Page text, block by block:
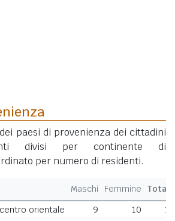
paesi di provenienza dei cittadini
divisi per continente di
per numero di residenti.
Maschi Femmine
Totale
orientale 9 10
19